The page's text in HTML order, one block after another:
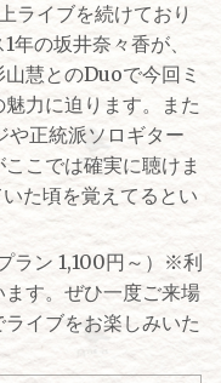
ライブを続けており
年の坂井奈々香が、
慧とのDuoで今回ミ
力に迫ります。また
正統派ソロギター
こでは確実に聴けま
た頃を覚えてるとい
ラン 1,100円～）※利
す。ぜひ一度ご来場
イブをお楽しみいた